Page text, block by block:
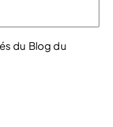
du Blog du